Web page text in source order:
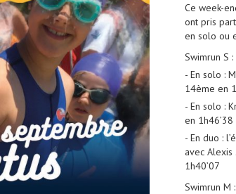
Ce week-
ont pris
en solo ou
Swimrun S :
- En solo :
14ème en
- En solo :
en 1h46’38
- En duo :
avec
1h40’07
Swimrun M :